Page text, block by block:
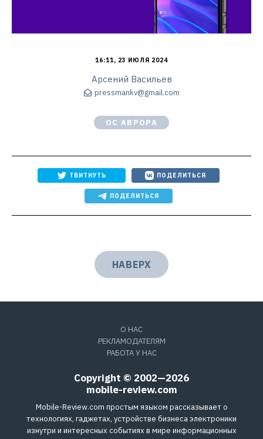
16:11, 23 ИЮЛЯ 2024
Арсений Васильев
pressmankv@gmail.com
ОС АВРОРА
ТВИТНУТЬ ПОДЕЛИТЬСЯ
ПОДЕЛИТЬСЯ
НАВЕРХ
О НАС
РЕКЛАМОДАТЕЛЯМ
РАБОТА У НАС
Copyright © 2002—2026
mobile-review.com
Mobile-Review.com простым языком рассказывает о
технологиях, гаджетах, устройстве бизнеса электроники
изнутри и интересных событиях в мире информационных